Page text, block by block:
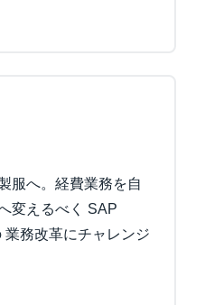
服へ。経費業務を自
変えるべく SAP
務改革にチャレンジ